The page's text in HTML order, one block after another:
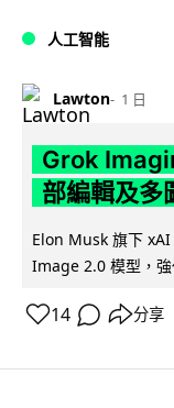
人工智能
Lawton 1 日
Grok
部編輯及多
Elon Musk 旗下
Image 2.0 模型，
14 分享